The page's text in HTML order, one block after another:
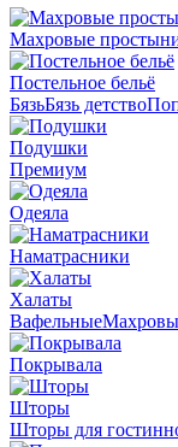
Махровые
Постельное бельё
БязьБязь детство
Подушки
Премиум
Одеяла
Наматрасники
Халаты
Вафельные
Покрывала
Шторы
Шторы для